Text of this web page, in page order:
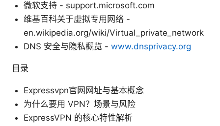
微软支持 - support.microsoft.com
维基百科关于虚拟专用网络 -
en.wikipedia.org/wiki/Virtual_private_network
DNS 安全与隐私概览 - www.dnsprivacy.org
目录
Expressvpn官网网址与基本概念
为什么要用 VPN？场景与风险
ExpressVPN 的核心特性解析